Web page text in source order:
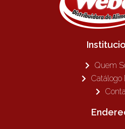
Quem
Catálogo